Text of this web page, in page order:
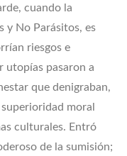
cuando la
y No Parásitos, es
riesgos e
utopías pasaron a
que denigraban,
moral
culturales. Entró
de la sumisión;